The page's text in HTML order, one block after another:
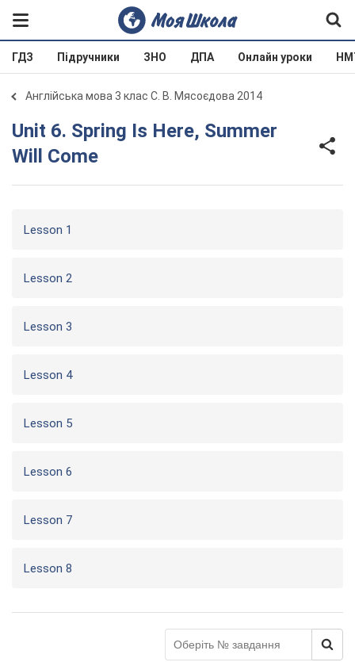
ГДЗ Підручники ЗНО ДПА Онлайн уроки
Англійська мова 3 клас С. В. Мясоєдова 2014
Unit 6. Spring Is Here, Summer
Will Come
Lesson 1
Lesson 2
Lesson 3
Lesson 4
Lesson 5
Lesson 6
Lesson 7
Lesson 8